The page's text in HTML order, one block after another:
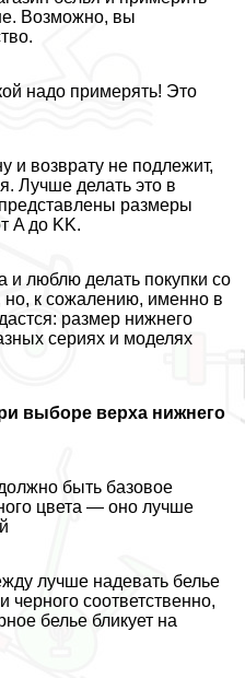
Возможно, вы
надо примерять! Это
и возврату не подлежит,
Лучше делать это в
размеры
A до KK.
и люблю делать покупки со
но, к сожалению, именно в
размер нижнего
сериях и моделях
выборе верха нижнего
быть базовое
цвета — оно лучше
лучше надевать белье
черного соответственно,
белье бликует на